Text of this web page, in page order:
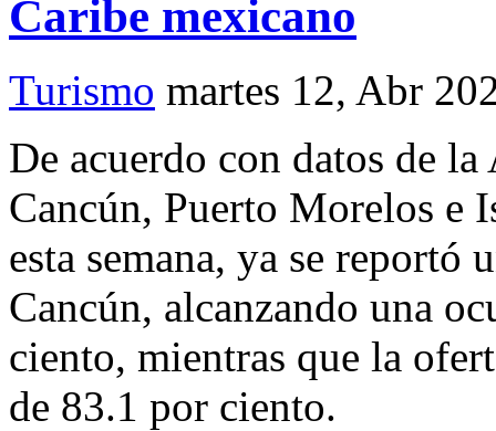
Caribe mexicano
Turismo martes 12, Abr
De acuerdo con datos de
Cancún, Puerto Morelos e
esta semana, ya se reportó
Cancún, alcanzando una
ciento, mientras que la
de 83.1 por ciento.